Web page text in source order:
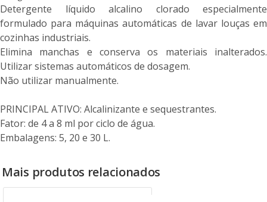
Detergente líquido alcalino clorado especialmente
formulado para máquinas automáticas de lavar louças em
cozinhas industriais.
Elimina manchas e conserva os materiais inalterados.
Utilizar sistemas automáticos de dosagem.
Não utilizar manualmente.
PRINCIPAL ATIVO: Alcalinizante e sequestrantes.
Fator: de 4 a 8 ml por ciclo de água.
Embalagens: 5, 20 e 30 L.
Mais produtos relacionados